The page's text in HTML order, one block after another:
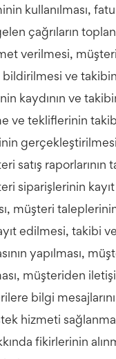
kullanılması,
çağrıların
verilmesi,
ve
kaydının ve
ve tekliflerinin
satış raporlarının
siparişlerinin
müşteri
edilmesi, takibi ve
yapılması,
müşteriden
bilgi
hizmeti
fikirlerinin